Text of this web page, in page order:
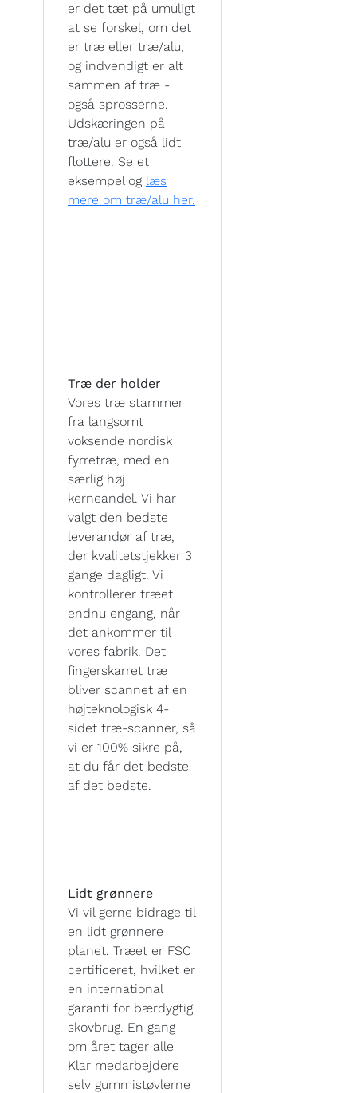
er det tæt på umuligt
at se forskel, om det
er træ eller træ/alu,
og indvendigt er alt
sammen af træ -
også sprosserne.
Udskæringen på
træ/alu er også lidt
flottere. Se et
eksempel og læs
mere om træ/alu her.
Træ der holder
Vores træ stammer
fra langsomt
voksende nordisk
fyrretræ, med en
særlig høj
kerneandel. Vi har
valgt den bedste
leverandør af træ,
der kvalitetstjekker 3
gange dagligt. Vi
kontrollerer træet
endnu engang, når
det ankommer til
vores fabrik. Det
fingerskarret træ
bliver scannet af en
højteknologisk 4-
sidet træ-scanner, så
vi er 100% sikre på,
at du får det bedste
af det bedste.
Lidt grønnere
Vi vil gerne bidrage til
en lidt grønnere
planet. Træet er FSC
certificeret, hvilket er
en international
garanti for bærdygtig
skovbrug. En gang
om året tager alle
Klar medarbejdere
selv gummistøvlerne